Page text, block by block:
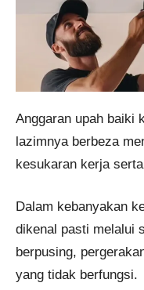
Anggaran upah baiki
lazimnya berbeza
kesukaran kerja
Dalam kebanyakan
dikenal pasti melalui
berpusing,
yang tidak berfungsi.